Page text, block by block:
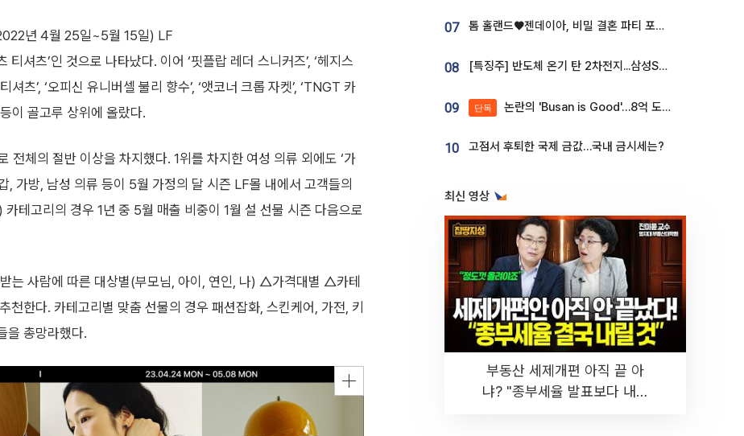
년 4월 25일~5월 15일) LF
셔츠’인 것으로 나타났다. 이어 ‘핏플랍 레더 스니커즈’, ‘헤지스
셔츠’, ‘오피신 유니버셀 불리 향수’, ‘앳코너 크롭 자켓’, ‘TNGT 카
이 골고루 상위에 올랐다.
전체의 절반 이상을 차지했다. 1위를 차지한 여성 의류 외에도 ‘가
, 가방, 남성 의류 등이 5월 가정의 달 시즌 LF몰 내에서 고객들의
테고리의 경우 1년 중 5월 매출 비중이 1월 설 선물 시즌 다음으로
는 사람에 따른 대상별(부모님, 아이, 연인, 나) △가격대별 △카테
한다. 카테고리별 맞춤 선물의 경우 패션잡화, 스킨케어, 가전, 키
을 총망라했다.
07 톰 홀랜드♥젠데이아, 비밀 결혼 파티 포착⋯호텔 대관비만 9억
08 [특징주] 반도체 온기 탄 2차전지...삼성SDI, 장 초반 7% 넘게 껑충
09 단독 논란의 'Busan is Good'…8억 도시브랜드, 용산 대통령실 CI 업체가 수행
10 고점서 후퇴한 국제 금값…국내 금시세는?
최신 영상
부동산 세제개편 아직 끝 아
냐? "종부세율 발표보다 내릴